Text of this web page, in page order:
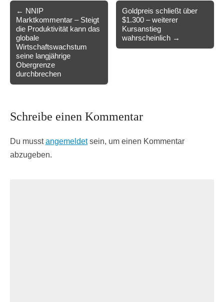
navigation
← NNIP
Marktkommentar – Steigt
die Produktivität kann das
globale
Wirtschaftswachstum
seine langjährige
Obergrenze
durchbrechen
Goldpreis schließt über
$1.300 – weiterer
Kursanstieg
wahrscheinlich →
Schreibe einen Kommentar
Du musstangemeldetsein, um einen Kommentar
abzugeben.